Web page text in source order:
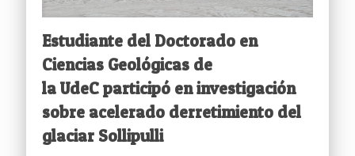
Estudiante del Doctorado en
Ciencias Geológicas de
la UdeC participó en investigación
sobre acelerado derretimiento del
glaciar Sollipulli